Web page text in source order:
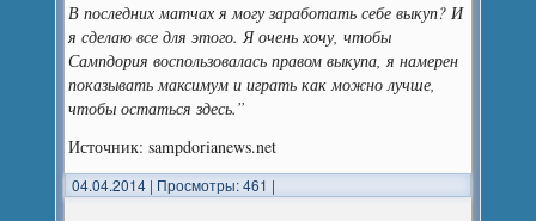
В последних матчах я могу заработать себе выкуп? И
я сделаю все для этого. Я очень хочу, чтобы
Сампдория воспользовалась правом выкупа, я намерен
показывать максимум и играть как можно лучше,
чтобы остаться здесь.”
Источник: sampdorianews.net
04.04.2014 | Просмотры: 461 |